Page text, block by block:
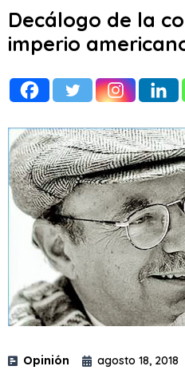
Decálogo de la
imperio
Opinión agosto 18, 2018